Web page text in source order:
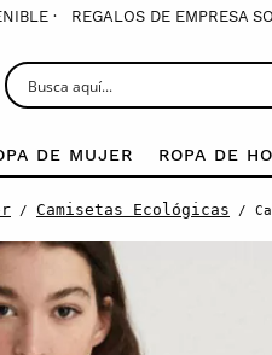
· REGALOS DE EMPRESA
DE MUJER ROPA DE
/ Camisetas Ecológicas /